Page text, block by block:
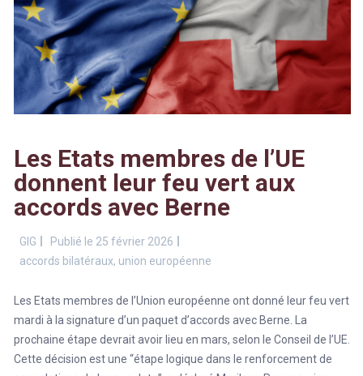
Les Etats membres de l’UE
donnent leur feu vert aux
accords avec Berne
GIG
Publié le 25 février 2026
accords bilatéraux, union européenne
Les Etats membres de l’Union européenne ont donné leur feu vert
mardi à la signature d’un paquet d’accords avec Berne. La
prochaine étape devrait avoir lieu en mars, selon le Conseil de l’UE.
Cette décision est une “étape logique dans le renforcement de